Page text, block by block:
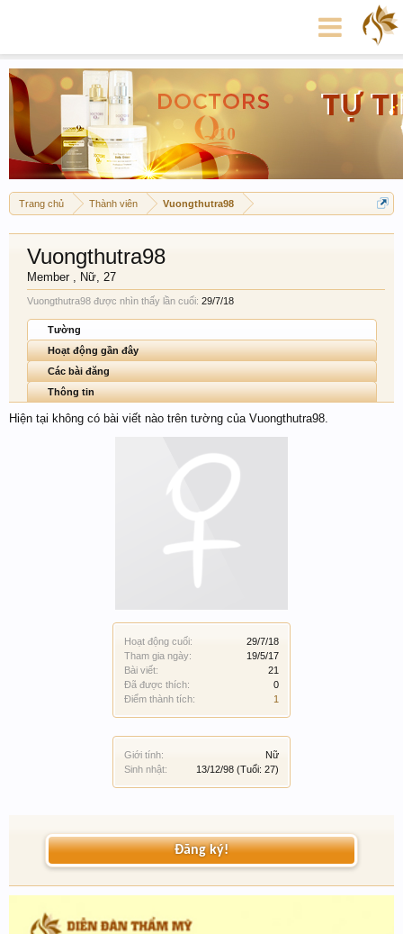
Trang chủ Thành viên Vuongthutra98
Hoạt động cuối:
29/7/18
Tham gia ngày:
19/5/17
Bài viết:
21
Đã được thích:
0
Điểm thành tích:
1
Giới tính:
Nữ
Sinh nhật:
13/12/98 (Tuổi: 27)
Vuongthutra98
Member , Nữ, 27
Vuongthutra98 được nhìn thấy lần cuối: 29/7/18
Tường
Hoạt động gần đây
Các bài đăng
Thông tin
Hiện tại không có bài viết nào trên tường của Vuongthutra98.
Đăng ký!